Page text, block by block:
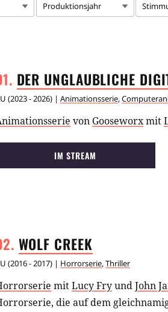
Produktionsjahr
DER UNGLAUBLICHE
(2023 - 2026) | Animationsserie,
von Gooseworxmit
IM STREAM
WOLF CREEK
(2016 - 2017) | Horrorserie,Thriller
mitLucy FryundJohn
die auf dem